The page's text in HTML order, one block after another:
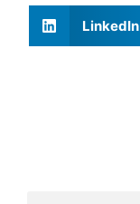
LinkedIn